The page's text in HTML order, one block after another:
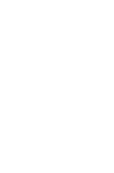
3szt